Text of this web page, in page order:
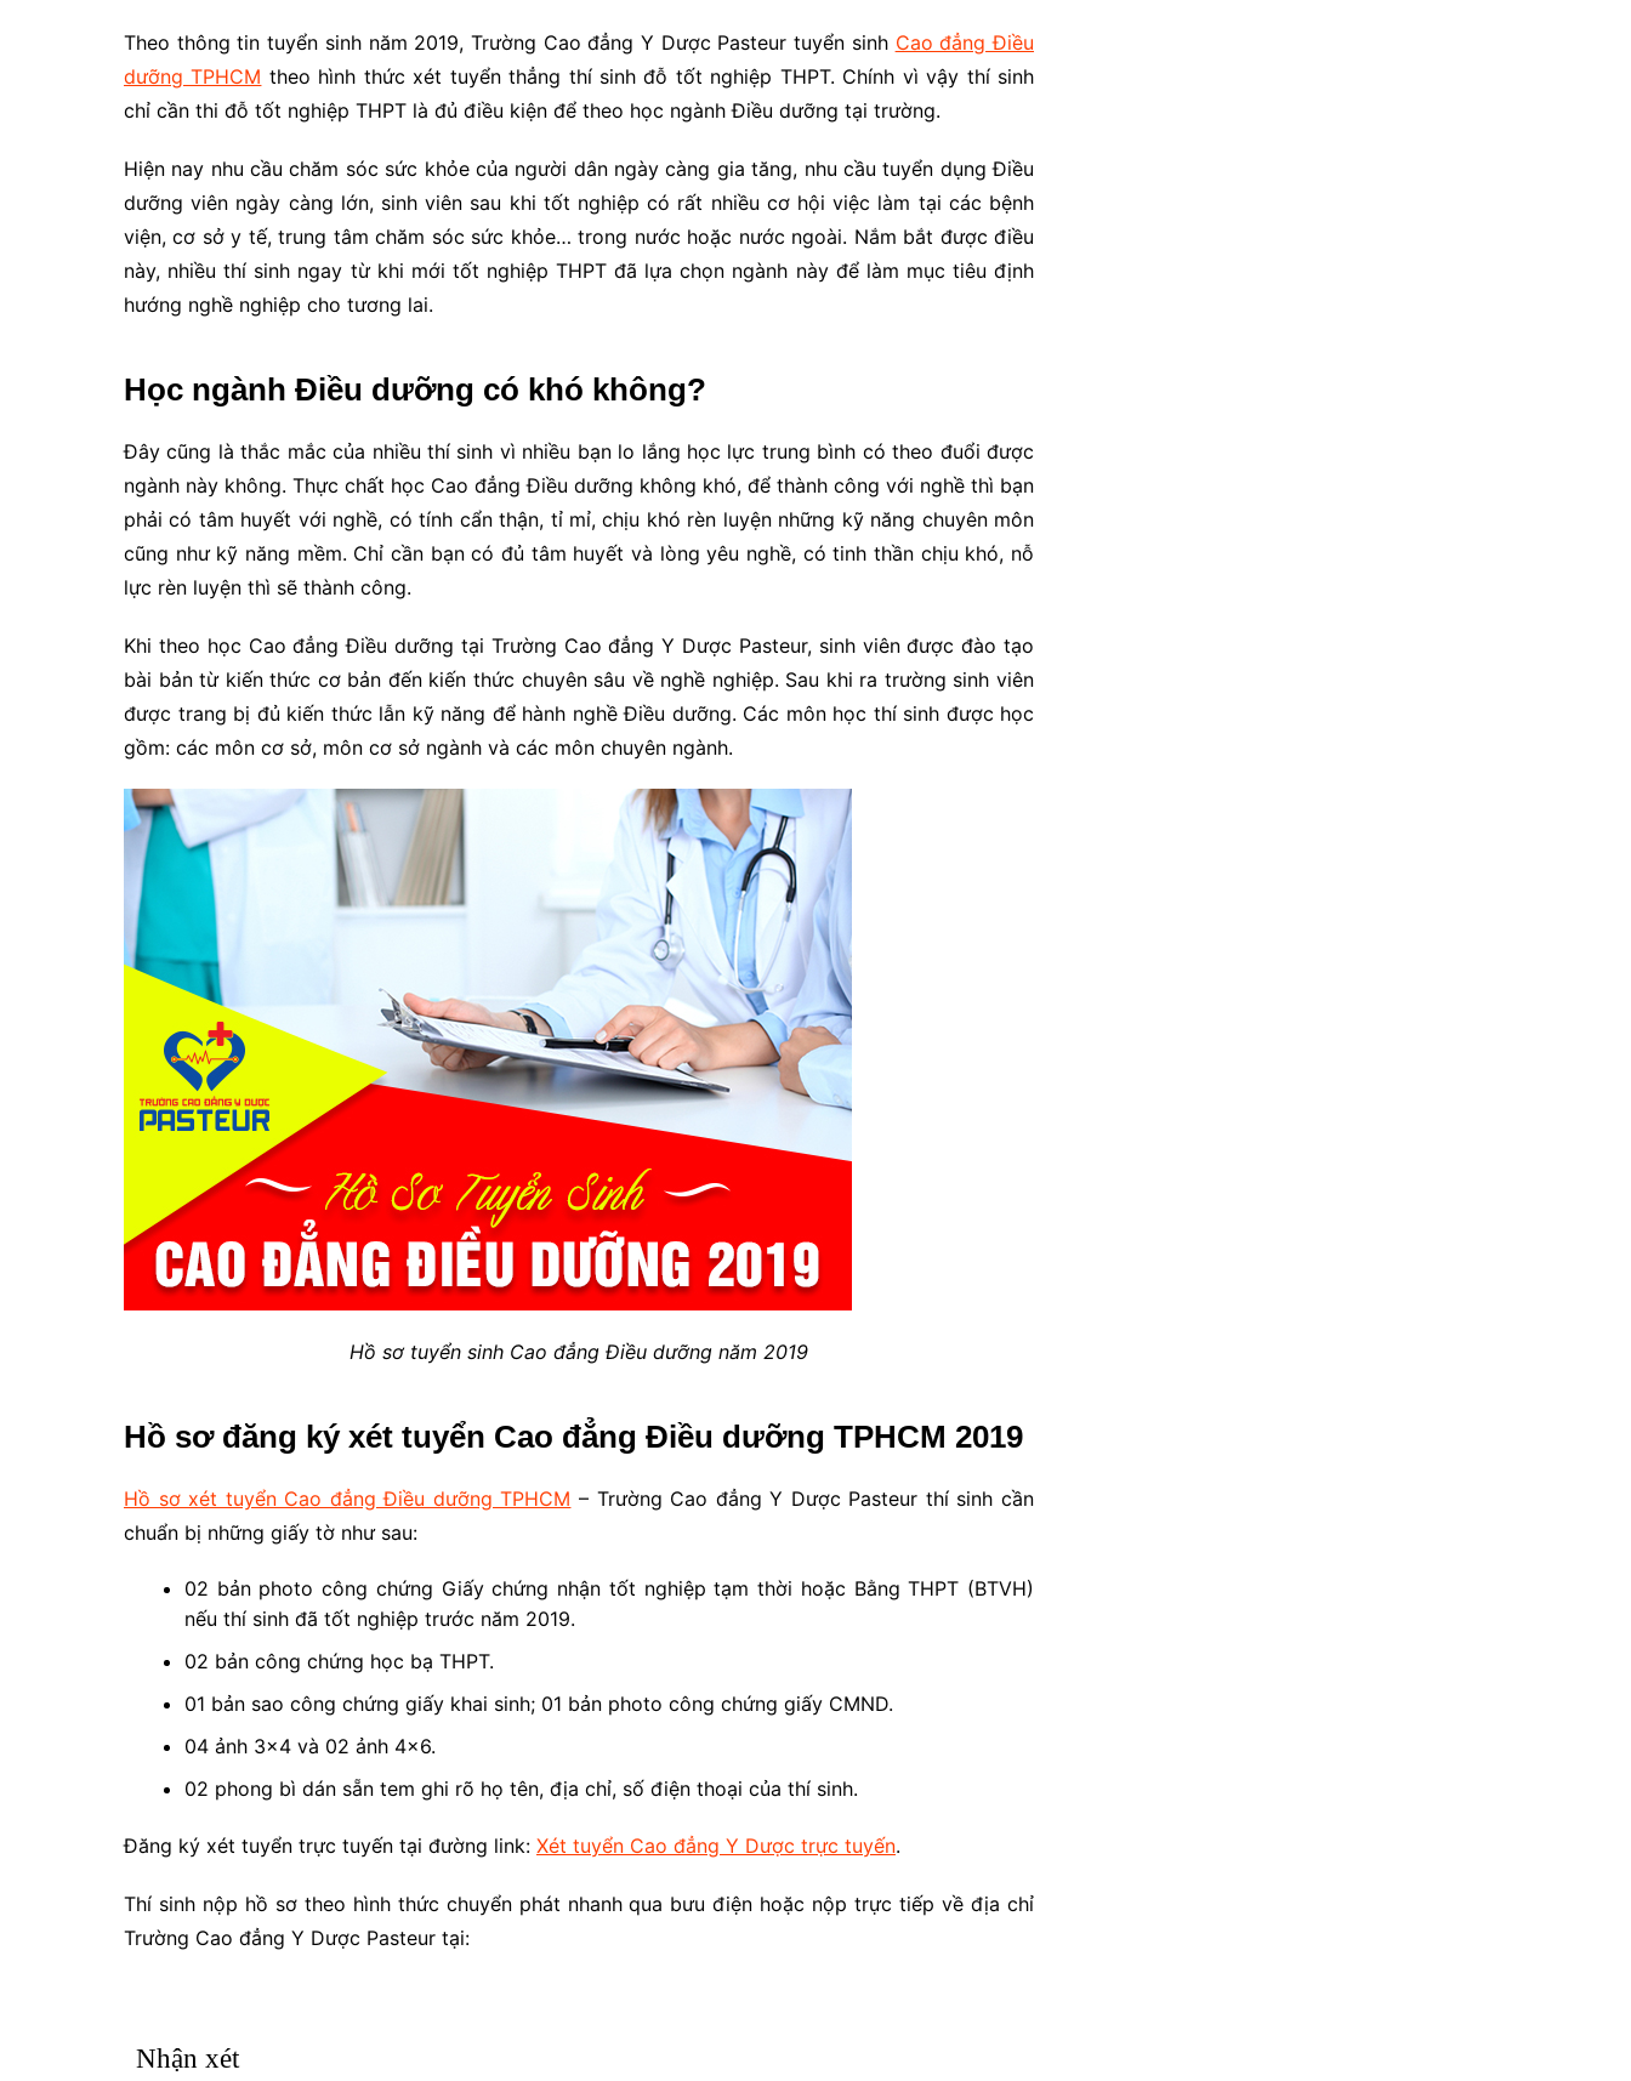
Theo thông tin tuyển sinh năm 2019, Trường Cao đẳng Y Dược Pasteur tuyển sinh Cao đẳng Điều
dưỡng TPHCM theo hình thức xét tuyển thẳng thí sinh đỗ tốt nghiệp THPT. Chính vì vậy thí sinh
chỉ cần thi đỗ tốt nghiệp THPT là đủ điều kiện để theo học ngành Điều dưỡng tại trường.
Hiện nay nhu cầu chăm sóc sức khỏe của người dân ngày càng gia tăng, nhu cầu tuyển dụng Điều
dưỡng viên ngày càng lớn, sinh viên sau khi tốt nghiệp có rất nhiều cơ hội việc làm tại các bệnh
viện, cơ sở y tế, trung tâm chăm sóc sức khỏe… trong nước hoặc nước ngoài. Nắm bắt được điều
này, nhiều thí sinh ngay từ khi mới tốt nghiệp THPT đã lựa chọn ngành này để làm mục tiêu định
hướng nghề nghiệp cho tương lai.
Học ngành Điều dưỡng có khó không?
Đây cũng là thắc mắc của nhiều thí sinh vì nhiều bạn lo lắng học lực trung bình có theo đuổi được
ngành này không. Thực chất học Cao đẳng Điều dưỡng không khó, để thành công với nghề thì bạn
phải có tâm huyết với nghề, có tính cẩn thận, tỉ mỉ, chịu khó rèn luyện những kỹ năng chuyên môn
cũng như kỹ năng mềm. Chỉ cần bạn có đủ tâm huyết và lòng yêu nghề, có tinh thần chịu khó, nỗ
lực rèn luyện thì sẽ thành công.
Khi theo học Cao đẳng Điều dưỡng tại Trường Cao đẳng Y Dược Pasteur, sinh viên được đào tạo
bài bản từ kiến thức cơ bản đến kiến thức chuyên sâu về nghề nghiệp. Sau khi ra trường sinh viên
được trang bị đủ kiến thức lẫn kỹ năng để hành nghề Điều dưỡng. Các môn học thí sinh được học
gồm: các môn cơ sở, môn cơ sở ngành và các môn chuyên ngành.
Hồ sơ tuyển sinh Cao đẳng Điều dưỡng năm 2019
Hồ sơ đăng ký xét tuyển Cao đẳng Điều dưỡng TPHCM 2019
Hồ sơ xét tuyển Cao đẳng Điều dưỡng TPHCM – Trường Cao đẳng Y Dược Pasteur thí sinh cần
chuẩn bị những giấy tờ như sau:
02 bản photo công chứng Giấy chứng nhận tốt nghiệp tạm thời hoặc Bằng THPT (BTVH)
nếu thí sinh đã tốt nghiệp trước năm 2019.
02 bản công chứng học bạ THPT.
01 bản sao công chứng giấy khai sinh; 01 bản photo công chứng giấy CMND.
04 ảnh 3×4 và 02 ảnh 4×6.
02 phong bì dán sẵn tem ghi rõ họ tên, địa chỉ, số điện thoại của thí sinh.
Đăng ký xét tuyển trực tuyến tại đường link: Xét tuyển Cao đẳng Y Dược trực tuyến.
Thí sinh nộp hồ sơ theo hình thức chuyển phát nhanh qua bưu điện hoặc nộp trực tiếp về địa chỉ
Trường Cao đẳng Y Dược Pasteur tại:
Nhận xét